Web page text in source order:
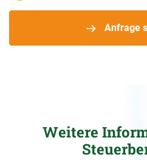
Anfrage
Weitere